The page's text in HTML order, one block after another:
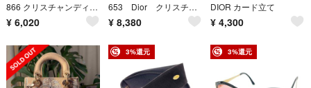
866 クリスチャンディオール メガネ 度有 ヴィンテージ 2791 44
¥ 6,020
653 Dior クリスチャンディオール メガネ 度有 214543 特殊型
¥ 8,380
DIOR カード立て
¥ 4,300
3%還元 3%還元